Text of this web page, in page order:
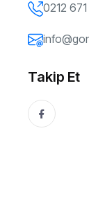
0212
Takip Et